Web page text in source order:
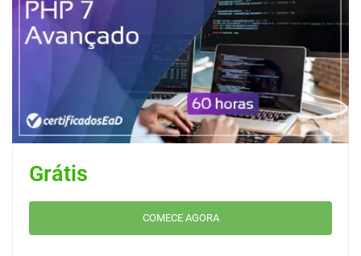
Grátis
COMECE AGORA